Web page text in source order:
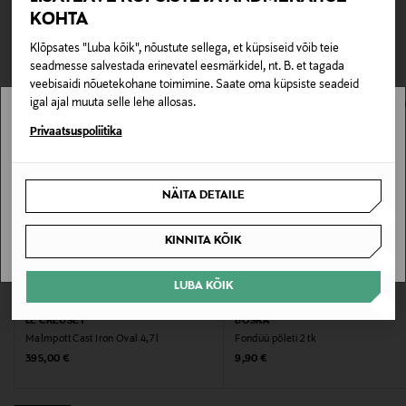
KOHTA
Klõpsates "Luba kõik", nõustute sellega, et küpsiseid võib teie
seadmesse salvestada erinevatel eesmärkidel, nt. B. et tagada
veebisaidi nõuetekohane toimimine. Saate oma küpsiste seadeid
igal ajal muuta selle lehe allosas.
Privaatsuspoliitika
NÄITA DETAILE
KINNITA KÕIK
LUBA KÕIK
Tootenumber
177962859
Materjal
Käsipesu ilma nõudepesuvahendita
against production failure on cast iron
Tarnimine pakiautomaati või postkontorisse
TEISED KLIENDID
VAATASID KA
EELIS KUPONGIGA
LE CREUSET
Malmpott Cast Iron Oval 4,7 l
Original Price
395,00 €
EELIS KUPONGIGA
BOSKA
Fondüü põleti 2 tk
Original Price
9,90 €
Stockmann pole Sinu riigis saadaval.
SAAN ARU